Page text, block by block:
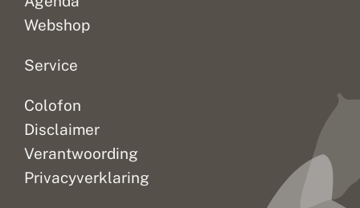
Webshop
Service
Colofon
Disclaimer
Verantwoording
Privacyverklaring